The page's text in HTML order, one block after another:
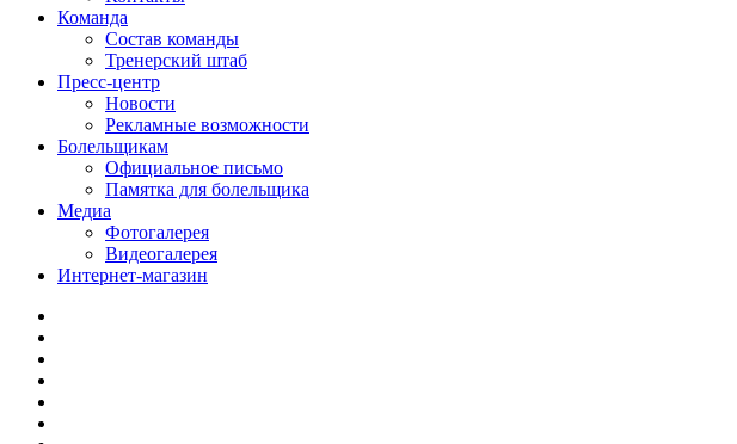
Команда
Состав команды
Тренерский штаб
Пресс-центр
Новости
Рекламные возможности
Болельщикам
Официальное письмо
Памятка для болельщика
Медиа
Фотогалерея
Видеогалерея
Интернет-магазин